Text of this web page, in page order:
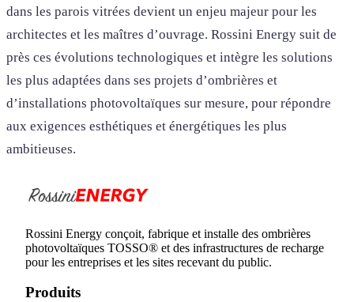
dans les parois vitrées devient un enjeu majeur pour les
architectes et les maîtres d’ouvrage. Rossini Energy suit de
près ces évolutions technologiques et intègre les solutions
les plus adaptées dans ses projets d’ombrières et
d’installations photovoltaïques sur mesure, pour répondre
aux exigences esthétiques et énergétiques les plus
ambitieuses.
Rossini Energy conçoit, fabrique et installe des ombrières
photovoltaïques TOSSO® et des infrastructures de recharge
pour les entreprises et les sites recevant du public.
Produits